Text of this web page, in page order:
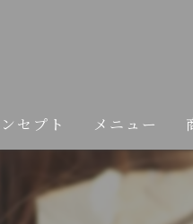
セプト メニュー